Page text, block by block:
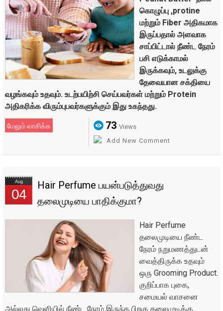
கொழுப்பு ,protine
மற்றும் Fiber அதிகமாக
இருப்பதால் அளவாக
சாப்பிட்டால் நீண்ட நேரம்
பசி எடுக்காமல்
இருக்கவும், உடலுக்கு
தேவையான சக்தியை
வழங்கவும் உதவும். உடற்பயிற்சி செய்பவர்கள் மற்றும் Protein
அதிகரிக்க விரும்புபவர்களுக்கும் இது உகந்தது.
மேலும் வாசிக்க 73 Views
Add New Comment
Aug
04
Hair Perfume பயன்படுத்துவது
தலைமுடியை பாதிக்குமா?
Hair Perfume
தலைமுடியை நீண்ட
நேரம் நறுமணத்துடன்
வைத்திருக்க உதவும்
ஒரு Grooming Product.
குறிப்பாக புகை,
சமையல் வாசனை
அல்லது வெளியில் நீண்ட நேரம் இருந்த பிறகு தலைமுடிக்கு